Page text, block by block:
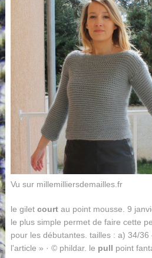
Vu sur millemilliersdemailles.fr
le gilet courtau point mousse. 9
le plus simple permet de faire cette
pour les débutantes. tailles : a) 34/
l'article » · © phildar. le pull point